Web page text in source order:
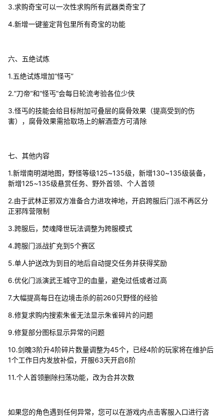
3.求购奇宝可以一次性求购所有武器类奇宝了
4.新增一键鉴定背包里所有奇宝的功能
六、五绝试炼
1.五绝试炼增加“怪丐”
2.“刀帝”和“怪丐”会每日轮流考验各位少侠
3.怪丐的技能会给目标附加可叠层的腐骨效果（提高受到的伤
害），腐骨效果需拾取场上的解酒壶方可清除
七、其他内容
1.新增南明湖地图，野怪等级125~135级，新增130~135级装备，
新增125~135级悬赏任务、野外首领、个人首领
2.由于武林正邪双方准备合力进攻神地，开启跨服后门派不再区分
正邪阵营限制
3.跨服后，焚魂降世玩法调整为跨服模式
4.跨服门派战扩充到5个赛区
5.单人护送改为到目的地后自动提交任务并获得奖励
6.优化门派演武王城守卫的血量，避免过低或者过高
7.大幅提高每日在边境击杀的前260只野怪的经验
8.修复求购内搜索朱雀无法显示朱雀碎片的问题
9.修复部分图标显示异常的问题
10.剑魄3阶升4阶碎片数量调整为45个，已经4阶的玩家将在维护后
1个工作日内发放补偿，开服63天开启6阶
11.个人首领删除扫荡功能，改为合并次数
如果您的角色遇到任何异常，您可以在游戏内点击客服入口进行咨